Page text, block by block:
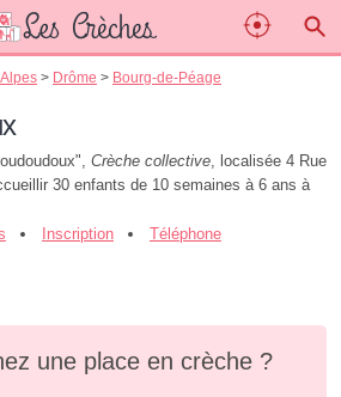
> Drôme > Bourg-de-Péage
Crèche collective, localisée 4 Rue
30 enfants de 10 semaines à 6 ans à
Inscription Téléphone
une place en crèche ?